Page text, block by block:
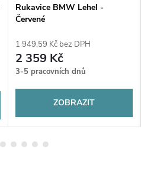
Rukavice BMW Lehel -
Červené
1 949,59 Kč bez DPH
2 359 Kč
3-5 pracovních dnů
ZOBRAZIT